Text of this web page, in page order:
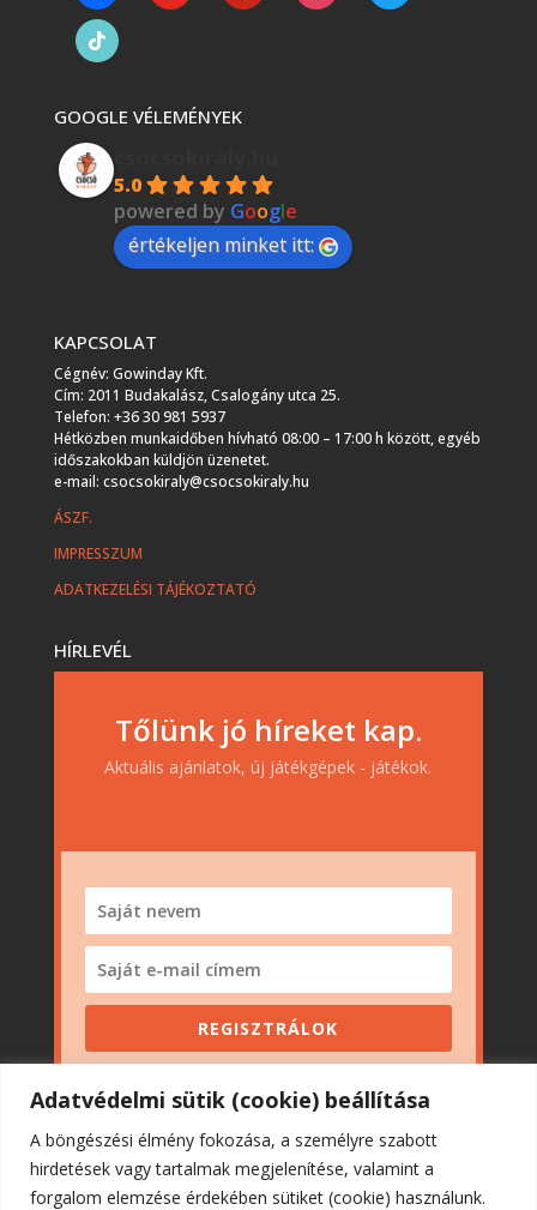
Adatvédelmi sütik (cookie) beállítása
A böngészési élmény fokozása, a személyre szabott
hirdetések vagy tartalmak megjelenítése, valamint a
forgalom elemzése érdekében sütiket (cookie) használunk.
tiktok
GOOGLE VÉLEMÉNYEK
csocsokiraly.hu
5.0
powered by Google
értékeljen minket itt:
KAPCSOLAT
Cégnév: Gowinday Kft.
Cím: 2011 Budakalász, Csalogány utca 25.
Telefon: +36 30 981 5937
Hétközben munkaidőben hívható 08:00 – 17:00 h között, egyéb
időszakokban küldjön üzenetet.
e-mail: csocsokiraly@csocsokiraly.hu
ÁSZF.
IMPRESSZUM
ADATKEZELÉSI TÁJÉKOZTATÓ
HÍRLEVÉL
Tőlünk jó híreket kap.
Aktuális ajánlatok, új játékgépek - játékok.
REGISZTRÁLOK